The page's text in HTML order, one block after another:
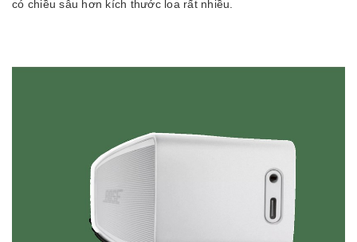
có chiều sâu hơn kích thước loa rất nhiều.